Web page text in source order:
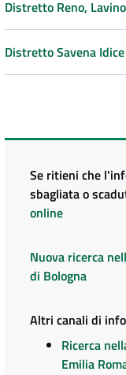
Distretto Reno,
Distretto Savena Idice
Se ritieni che
sbagliata o
online
Nuova ricerca
di Bologna
Altri canali di
Ricerca
Emilia